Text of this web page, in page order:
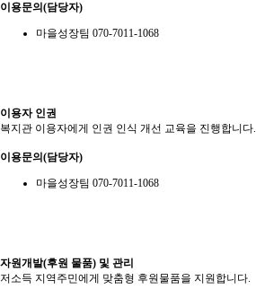
이용문의(담당자)
마을성장팀 070-7011-1068
이용자 인권
복지관 이용자에게 인권 인식 개선 교육을 진행합니다.
이용문의(담당자)
마을성장팀 070-7011-1068
자원개발(후원 물품) 및 관리
저소득 지역주민에게 맞춤형 후원물품을 지원합니다.